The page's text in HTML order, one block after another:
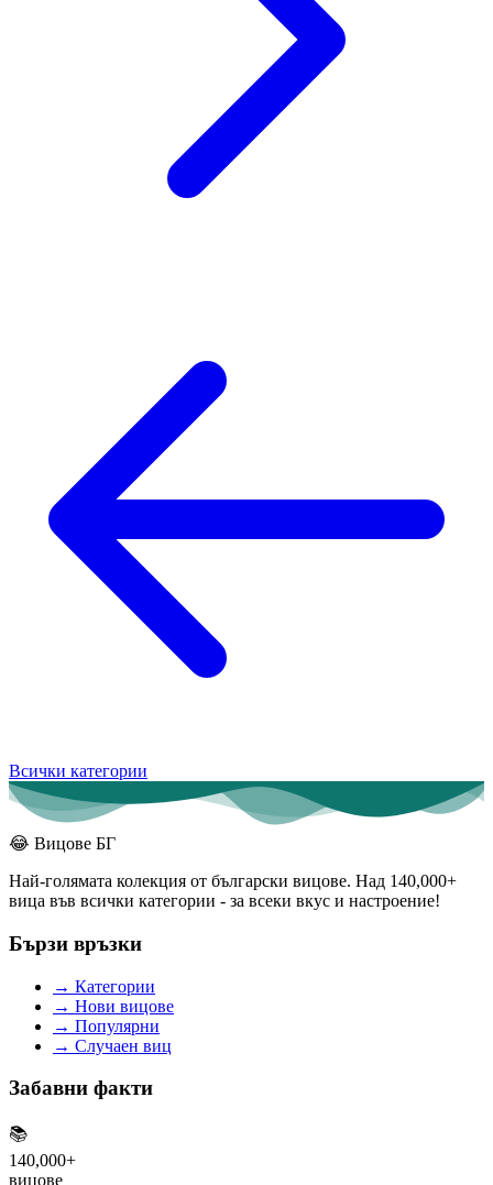
Всички категории
😂 Вицове БГ
Най-голямата колекция от български вицове. Над 140,000+
вица във всички категории - за всеки вкус и настроение!
Бързи връзки
→ Категории
→ Нови вицове
→ Популярни
→ Случаен виц
Забавни факти
📚
140,000+
вицове